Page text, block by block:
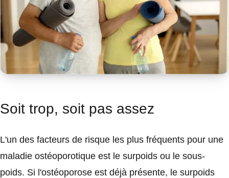
Soit trop, soit pas assez
L'un des facteurs de risque les plus fréquents pour une
maladie ostéoporotique est le surpoids ou le sous-
poids. Si l'ostéoporose est déjà présente, le surpoids